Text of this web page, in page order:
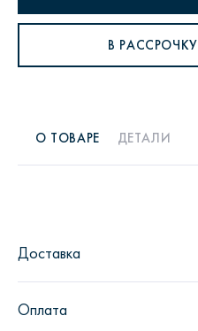
В РАССРОЧКУ
О ТОВАРЕ ДЕТАЛИ
Доставка
Оплата